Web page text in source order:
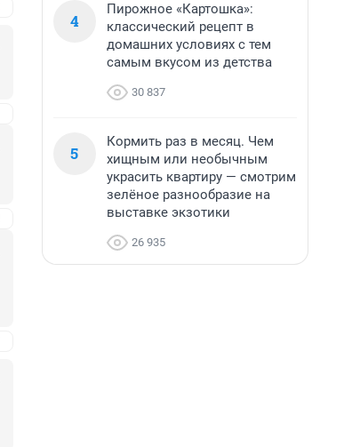
4
Пирожное «Картошка»:
классический рецепт в
домашних условиях с тем
самым вкусом из детства
30 837
5
Кормить раз в месяц. Чем
хищным или необычным
украсить квартиру — смотрим
зелёное разнообразие на
выставке экзотики
26 935